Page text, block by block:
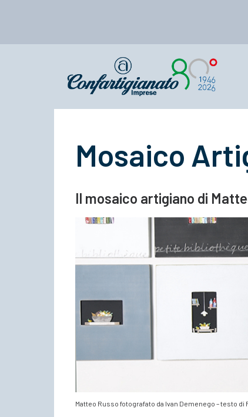
Mosaico
Il mosaico artigiano di
Matteo Russo fotografato da Ivan Demenego – testo di